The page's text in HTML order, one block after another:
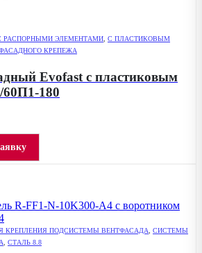
РАСПОРНЫМИ ЭЛЕМЕНТАМИ С ПЛАСТИКОВЫМ
КРЕПЕЖА
Evofast с пластиковым
60П1-180
КРЕПЛЕНИЯ ПОДСИСТЕМЫ ВЕНТФАСАДА, СИСТЕМЫ
, СТАЛЬ 8.8